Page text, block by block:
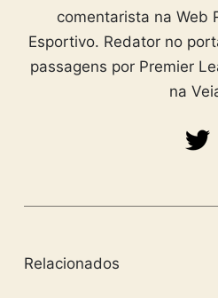
comentarista na Web
Esportivo. Redator no
passagens por Premier
na
Relacionados